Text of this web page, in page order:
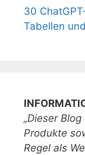
30
Tabellen
„Dieser
Produkte
Regel als